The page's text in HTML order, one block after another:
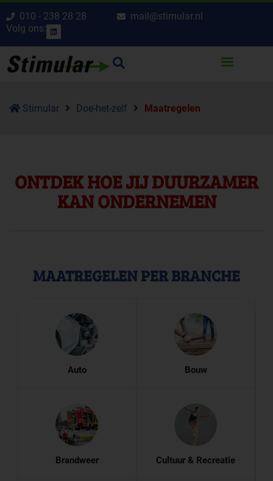
010 - 238 28 28
mail@stimular.nl
Volg ons:
Stimular Doe-het-zelf Maatregelen
ONTDEK HOE JIJ DUURZAMER
KAN ONDERNEMEN
MAATREGELEN PER BRANCHE
Auto Bouw
Brandweer Cultuur & Recreatie